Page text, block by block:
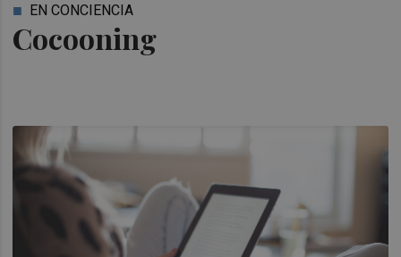
Cocooning
EN CONCIENCIA